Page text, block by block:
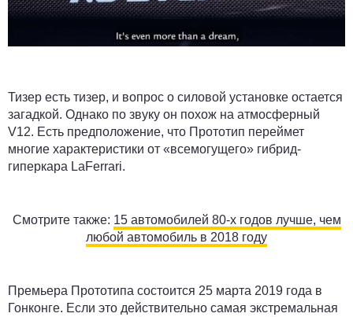
Тизер есть тизер, и вопрос о силовой установке остается
загадкой. Однако по звуку он похож на атмосферный
V12. Есть предположение, что Прототип переймет
многие характеристики от «всемогущего» гибрид-
гиперкара LaFerrari.
Смотрите также: 15 автомобилей 80-х годов лучше, чем
любой автомобиль в 2018 году
Премьера Прототипа состоится 25 марта 2019 года в
Гонконге. Если это действительно самая экстремальная